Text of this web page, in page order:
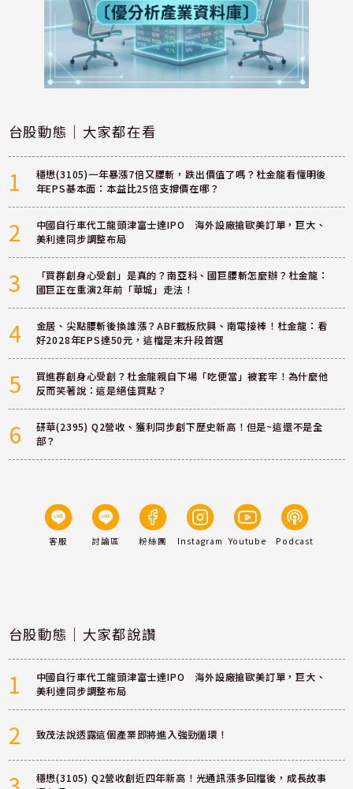
台股動態｜大家都在看
1
穩懋(3105)一年暴漲7倍又腰斬，跌出價值了嗎？杜金龍看懂明後
年EPS基本面：本益比25倍支撐價在哪？
2
中國自行車代工龍頭津富士達IPO 海外設廠搶歐美訂單，巨大、
美利達同步調整布局
3
「買群創身心受創」是真的？南亞科、國巨腰斬怎麼辦？杜金龍：
國巨正在重演2年前「華城」走法！
4
金居、尖點腰斬後換誰漲？ABF載板欣興、南電接棒！杜金龍：看
好2028年EPS達50元，這檔是末升段首選
5
買進群創身心受創？杜金龍親自下場「吃便當」被套牢！為什麼他
反而笑著說：這是絕佳買點？
6
研華(2395) Q2營收、獲利同步創下歷史新高！但是~這還不是全
部？
客服 討論區 粉絲團 Instagram Youtube Podcast
台股動態｜大家都說讚
1
中國自行車代工龍頭津富士達IPO 海外設廠搶歐美訂單，巨大、
美利達同步調整布局
2 致茂法說透露這個產業即將進入強勁循環！
穩懋(3105) Q2營收創近四年新高！光通訊漲多回檔後，成長故事